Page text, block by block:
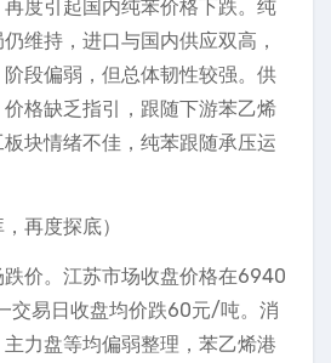
度引起国内纯苯价格下跌。纯
维持，进口与国内供应双高，
段偏弱，但总体韧性较强。供
格缺乏指引，跟随下游苯乙烯
块情绪不佳，纯苯跟随承压运
再度探底）
价。江苏市场收盘价格在6940
交易日收盘均价跌60元/吨。消
力盘等均偏弱整理，苯乙烯港